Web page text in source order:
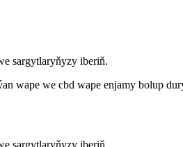
sargytlaryňyzy iberiň.
wape we cbd wape enjamy bolup
sargytlaryňyzy iberiň.